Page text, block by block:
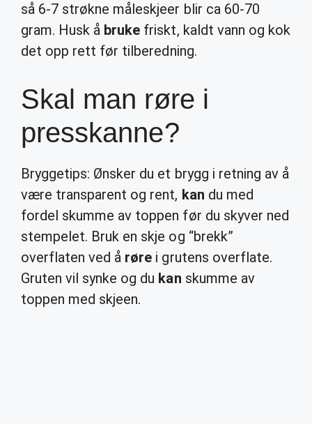
så 6-7 strøkne måleskjeer blir ca 60-70
gram. Husk å bruke friskt, kaldt vann og kok
det opp rett før tilberedning.
Skal man røre i
presskanne?
Bryggetips: Ønsker du et brygg i retning av å
være transparent og rent, kan du med
fordel skumme av toppen før du skyver ned
stempelet. Bruk en skje og “brekk”
overflaten ved å røre i grutens overflate.
Gruten vil synke og du kan skumme av
toppen med skjeen.